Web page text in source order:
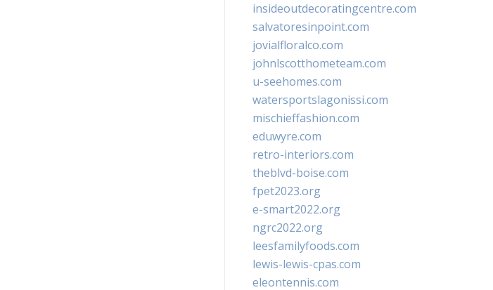
insideoutdecoratingcentre.com
salvatoresinpoint.com
jovialfloralco.com
johnlscotthometeam.com
u-seehomes.com
watersportslagonissi.com
mischieffashion.com
eduwyre.com
retro-interiors.com
theblvd-boise.com
fpet2023.org
e-smart2022.org
ngrc2022.org
leesfamilyfoods.com
lewis-lewis-cpas.com
eleontennis.com